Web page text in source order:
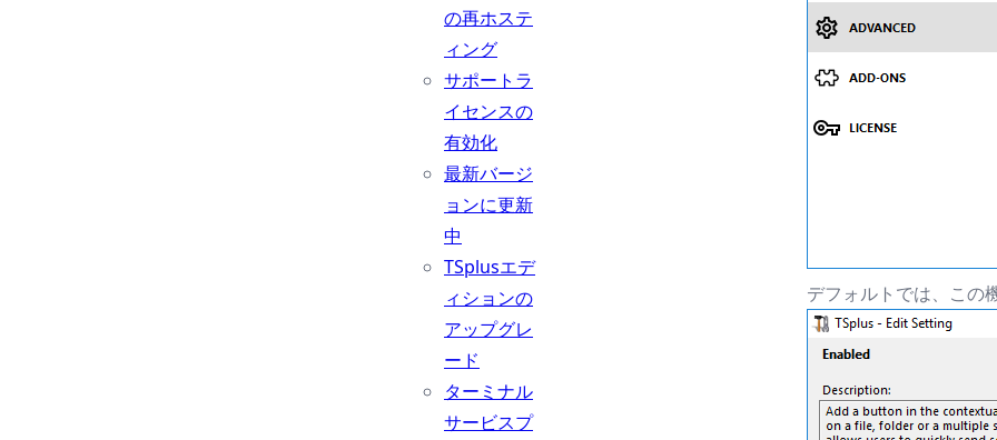
の再ホステ
ィング
サポートラ
イセンスの
有効化
最新バージ
ョンに更新
中
TSplusエデ
ィションの
アップグレ
ード
ターミナル
サービスプ
デフォルトでは、この